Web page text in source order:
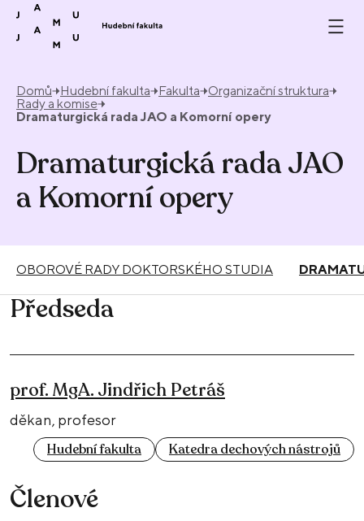
Přeskočit na obsah
Domů Hudební fakulta Fakulta
Organizační struktura
Rady a komise
Dramaturgická rada JAO a Komorní opery
Dramaturgická rada JAO
a Komorní opery
OBOROVÉ RADY DOKTORSKÉHO STUDIA
Předseda
prof. MgA. Jindřich Petráš
děkan, profesor
Hudební fakulta Katedra dechových nástrojů
Členové